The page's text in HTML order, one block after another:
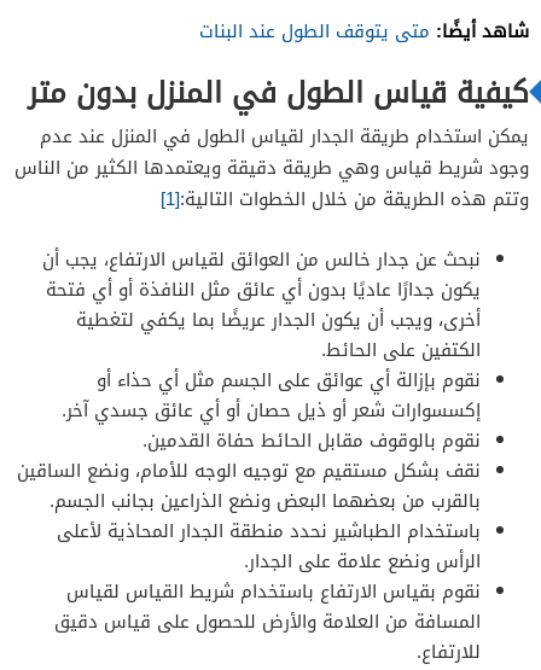
شاهد أيضًا: متى يتوقف الطول عند البنات
كيفية قياس الطول في المنزل بدون متر
يمكن استخدام طريقة الجدار لقياس الطول في المنزل عند عدم
وجود شريط قياس وهي طريقة دقيقة ويعتمدها الكثير من الناس
وتتم هذه الطريقة من خلال الخطوات التالية:[1]
نبحث عن جدار خالس من العوائق لقياس الارتفاع، يجب أن
يكون جدارًا عاديًا بدون أي عائق مثل النافذة أو أي فتحة
أخرى، ويجب أن يكون الجدار عريضًا بما يكفي لتغطية
الكتفين على الحائط.
نقوم بإزالة أي عوائق على الجسم مثل أي حذاء أو
إكسسوارات شعر أو ذيل حصان أو أي عائق جسدي آخر.
نقوم بالوقوف مقابل الحائط حفاة القدمين.
نقف بشكل مستقيم مع توجيه الوجه للأمام، ونضع الساقين
بالقرب من بعضهما البعض ونضع الذراعين بجانب الجسم.
باستخدام الطباشير نحدد منطقة الجدار المحاذية لأعلى
الرأس ونضع علامة على الجدار.
نقوم بقياس الارتفاع باستخدام شريط القياس لقياس
المسافة من العلامة والأرض للحصول على قياس دقيق
للارتفاع.